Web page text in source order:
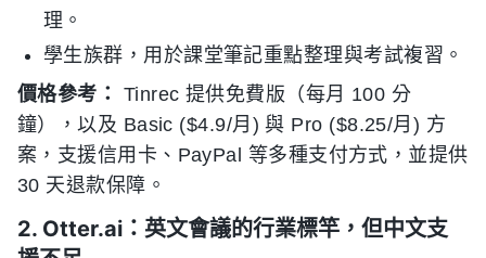
理。
學生族群，用於課堂筆記重點整理與考試複習。
價格參考：
Tinrec 提供免費版（每月 100 分
鐘），以及 Basic ($4.9/月) 與 Pro ($8.25/月) 方
案，支援信用卡、PayPal 等多種支付方式，並提供
30 天退款保障。
2. Otter.ai：英文會議的行業標竿，但中文支